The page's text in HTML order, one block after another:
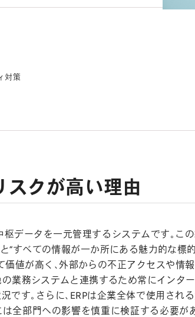
対策
スクが高い理由
枢データを一元管理するシステムです。こ
“すべての情報が一か所にある魅力的な標的
値が高く、外部からの不正アクセスや情
の業務システムと連携するため常にインタ
です。さらに、ERPは企業全体で使用され
全部門への影響を慎重に検証する必要が